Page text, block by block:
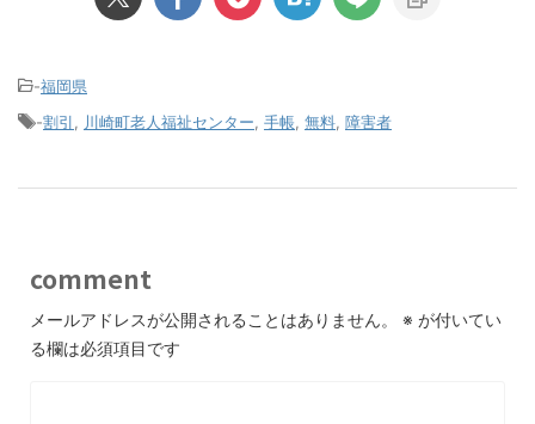
-福岡県
-割引 川崎町老人福祉センター 手帳 無料 障害者
comment
メールアドレスが公開されることはありません。 ※ が付いてい
る欄は必須項目です